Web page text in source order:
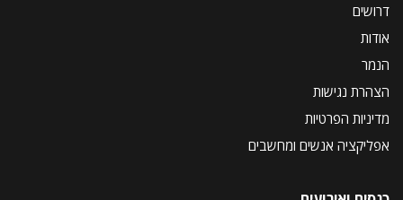
דרושים
אודות
הנמר
הצהרת נגישות
מדיניות הפרטיות
אפליקציה אנשים ומחשבים